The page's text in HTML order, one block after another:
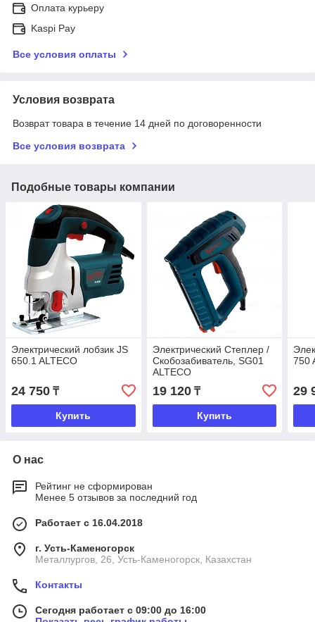
Оплата курьеру
Kaspi Pay
Все условия оплаты
Условия возврата
Возврат товара в течение 14 дней по договоренности
Все условия возврата
Подобные товары компании
Электрический лобзик JS
650.1 ALTECO
24 750 ₸
Купить
Электрический Степлер /
Скобозабиватель, SG01
ALTECO
19 120₸
Купить
750
29
О нас
Рейтинг не сформирован
Менее 5 отзывов за последний год
Работает с 16.04.2018
г. Усть-Каменогорск
Металлургов, 26, Усть-Каменогорск, Казахстан
Контакты
Сегодня работает с 09:00 до 16:00